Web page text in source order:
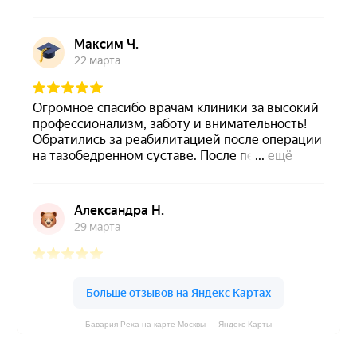
Бавария Реха на карте Москвы — Яндекс Карты